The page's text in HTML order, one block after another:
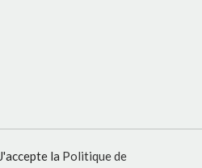
J'accepte la Politique de